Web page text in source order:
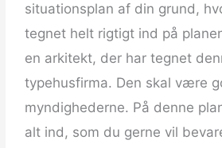
situationsplan af din grund,
tegnet helt rigtigt ind på
en arkitekt, der har tegnet
typehusfirma. Den skal være
myndighederne. På denne
alt ind, som du gerne vil